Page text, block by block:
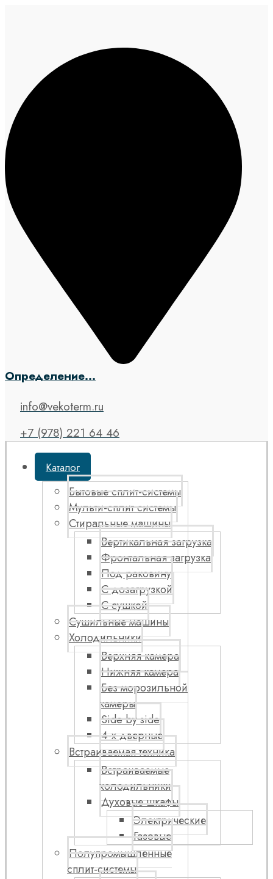
Определение...
info@vekoterm.ru
+7 (978) 221 64 46
Каталог
Бытовые сплит-системы
Мульти-сплит системы
Стиральные машины
Вертикальная загрузка
Фронтальная загрузка
Под раковину
С дозагрузкой
С сушкой
Сушильные машины
Холодильники
Верхняя камера
Нижняя камера
Без морозильной
камеры
Side by side
4-х дверные
Встраиваемая техника
Встраиваемые
холодильники
Духовые шкафы
Электрические
Газовые
Полупромышленные
сплит-системы